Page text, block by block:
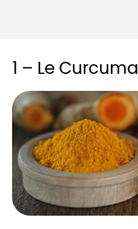
1 – Le Curcuma